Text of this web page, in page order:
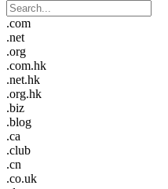
.com
.net
.org
.com.hk
.net.hk
.org.hk
.biz
.blog
.ca
.club
.cn
.co.uk